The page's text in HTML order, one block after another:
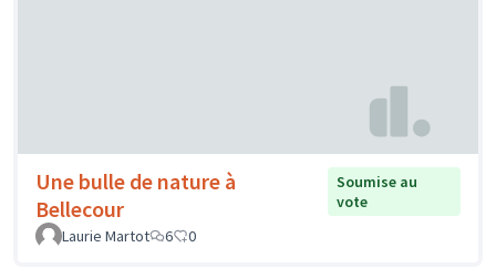
Une bulle de nature à
Bellecour
Soumise au
vote
Laurie Martot
6 0